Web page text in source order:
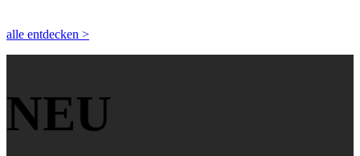
alle entdecken >
NEU